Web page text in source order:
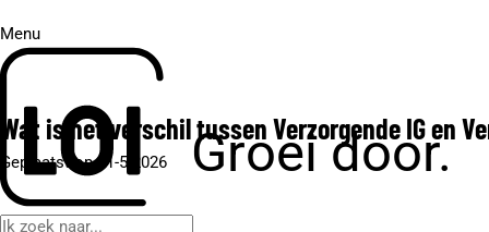
Menu
Groei door.
Wat is het verschil tussen Verzorgende IG en
Geplaatst op 11-5-2026